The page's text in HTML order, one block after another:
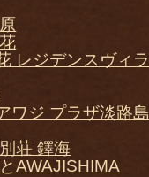
レジデンスヴィラ
ワジ プラザ淡路島
荘 鐸海
AWAJISHIMA